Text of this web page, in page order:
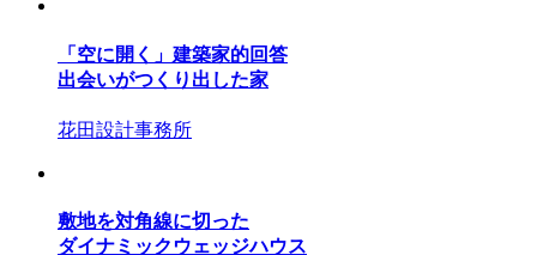
「空に開く」建築家的回答
出会いがつくり出した家
花田設計事務所
敷地を対角線に切った
ダイナミックウェッジハウス